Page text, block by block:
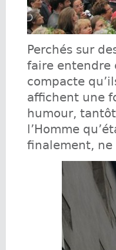
Perchés sur
faire entendre
compacte
affichent une
humour,
l’Homme
finalement, ne